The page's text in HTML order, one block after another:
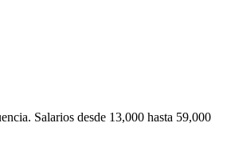
Salarios desde 13,000 hasta 59,000